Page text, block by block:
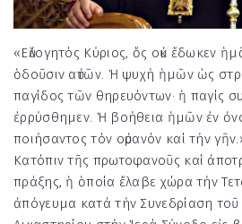
«Εὐλογητός Κύριος, ὅς οὐκ ἔδωκεν
ὁδοῦσιν αὐτῶν. Ἡ ψυχή ἡμῶν ὡς
παγίδος τῶν θηρευόντων· ἡ παγίς
ἐρρύσθημεν. Ἡ βοήθεια ἡμῶν ἐν
ποιήσαντος τόν οὐρανόν καί τήν
Κατόπιν τῆς πρωτοφανοῦς καί
πράξης, ἡ ὁποία ἔλαβε χώρα τήν
ἀπόγευμα κατά τήν Συνεδρίαση